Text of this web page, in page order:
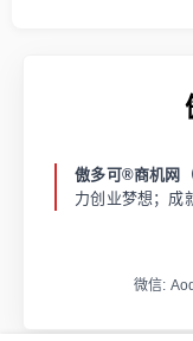
傲多可®商机网
力创业梦想；成
微信: